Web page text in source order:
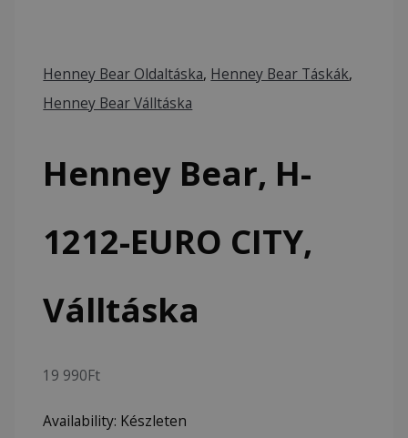
Henney Bear Oldaltáska, Henney Bear Táskák,
Henney Bear Válltáska
Henney Bear, H-
1212-EURO CITY,
Válltáska
19 990Ft
Availability: Készleten